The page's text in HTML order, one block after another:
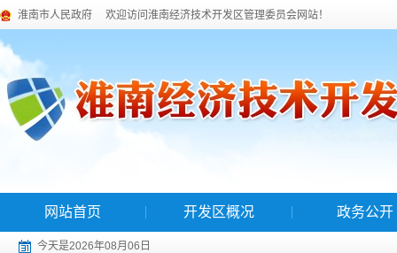
淮南市人民政府 欢迎访问淮南经济技术开发区管理委员会网站！
网站首页 开发区概况 政务公开
今天是2026年08月06日